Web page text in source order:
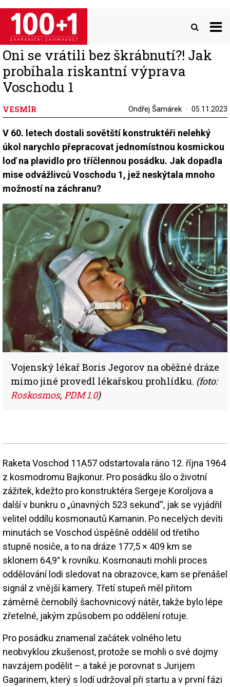
Přejít
hlavnímu
obsahu
Oni se vrátili bez škrábnutí?! Jak
probíhala riskantní výprava
Voschodu 1
VESMÍR Ondřej Šamárek 05.11.2023
V 60. letech dostali sovětští konstruktéři nelehký
úkol narychlo přepracovat jednomístnou kosmickou
loď na plavidlo pro tříčlennou posádku. Jak dopadla
mise odvážlivců Voschodu 1, jež neskýtala mnoho
možností na záchranu?
Vojenský lékař Boris Jegorov na oběžné dráze
mimo jiné provedl lékařskou prohlídku. (foto:
Roskosmos, PDM 1.0)
Raketa Voschod 11A57 odstartovala ráno 12. října 1964
z kosmodromu Bajkonur. Pro posádku šlo o životní
zážitek, kdežto pro konstruktéra Sergeje Koroljova a
další v bunkru o „únavných 523 sekund“, jak se vyjádřil
velitel oddílu kosmonautů Kamanin. Po necelých devíti
minutách se Voschod úspěšně oddělil od třetího
stupně nosiče, a to na dráze 177,5 × 409 km se
sklonem 64,9° k rovníku. Kosmonauti mohli proces
oddělování lodi sledovat na obrazovce, kam se přenášel
signál z vnější kamery. Třetí stupeň měl přitom
záměrně černobílý šachovnicový nátěr, takže bylo lépe
zřetelné, jakým způsobem po oddělení rotuje.
Pro posádku znamenal začátek volného letu
neobvyklou zkušenost, protože se mohli o své dojmy
navzájem podělit – a také je porovnat s Jurijem
Gagarinem, který s lodí udržoval při startu a v první fázi